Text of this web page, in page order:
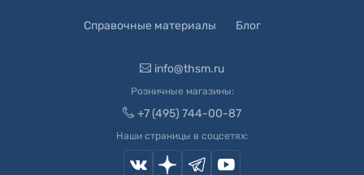
Справочные материалы Блог
info@thsm.ru
Розничные магазины:
+7 (495) 744-00-87
Наши страницы в соцсетях: